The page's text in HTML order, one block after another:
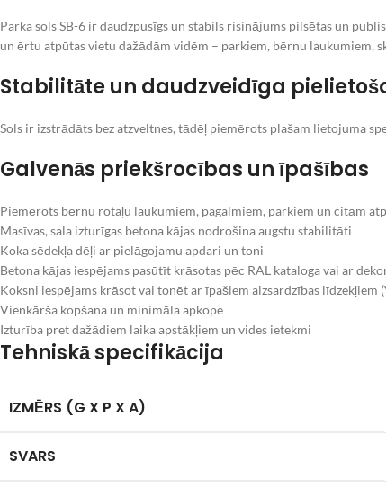
Parka sols SB-6 ir daudzpusīgs un stabils risinājums pilsētas un
un ērtu atpūtas vietu dažādām vidēm – parkiem, bērnu laukumiem,
Stabilitāte un daudzveidīga
Sols ir izstrādāts bez atzveltnes, tādēļ piemērots plašam lietojuma
Galvenās priekšrocības un īpašības
Piemērots bērnu rotaļu laukumiem, pagalmiem, parkiem un citām
Masīvas, sala izturīgas betona kājas nodrošina augstu stabilitāti
Koka sēdekļa dēļi ar pielāgojamu apdari un toni
Betona kājas iespējams pasūtīt krāsotas pēc RAL kataloga vai ar
Koksni iespējams krāsot vai tonēt ar īpašiem aizsardzības līdzekļiem
Vienkārša kopšana un minimāla apkope
Izturība pret dažādiem laika apstākļiem un vides ietekmi
Tehniskā specifikācija
IZMĒRS (G X P X A)
SVARS